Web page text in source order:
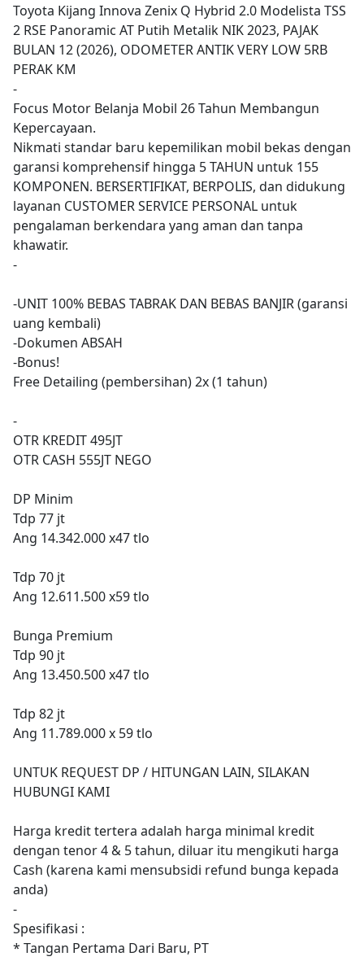
Toyota Kijang Innova Zenix Q Hybrid 2.0 Modelista TSS
2 RSE Panoramic AT Putih Metalik NIK 2023, PAJAK
BULAN 12 (2026), ODOMETER ANTIK VERY LOW 5RB
PERAK KM
-
Focus Motor Belanja Mobil 26 Tahun Membangun
Kepercayaan.
Nikmati standar baru kepemilikan mobil bekas dengan
garansi komprehensif hingga 5 TAHUN untuk 155
KOMPONEN. BERSERTIFIKAT, BERPOLIS, dan didukung
layanan CUSTOMER SERVICE PERSONAL untuk
pengalaman berkendara yang aman dan tanpa
khawatir.
-
-UNIT 100% BEBAS TABRAK DAN BEBAS BANJIR (garansi
uang kembali)
-Dokumen ABSAH
-Bonus!
Free Detailing (pembersihan) 2x (1 tahun)
-
OTR KREDIT 495JT
OTR CASH 555JT NEGO
DP Minim
Tdp 77 jt
Ang 14.342.000 x47 tlo
Tdp 70 jt
Ang 12.611.500 x59 tlo
Bunga Premium
Tdp 90 jt
Ang 13.450.500 x47 tlo
Tdp 82 jt
Ang 11.789.000 x 59 tlo
UNTUK REQUEST DP / HITUNGAN LAIN, SILAKAN
HUBUNGI KAMI
Harga kredit tertera adalah harga minimal kredit
dengan tenor 4 & 5 tahun, diluar itu mengikuti harga
Cash (karena kami mensubsidi refund bunga kepada
anda)
-
Spesifikasi :
* Tangan Pertama Dari Baru, PT